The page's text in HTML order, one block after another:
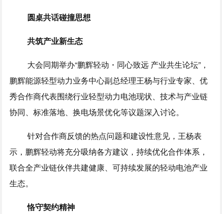
圆桌共话碰撞思想
共筑产业新生态
大会同期举办“鹏辉轻动・同心致远 产业共生论坛”，
鹏辉能源轻型动力业务中心副总经理王杨与行业专家、优
秀合作商代表围绕行业轻型动力电池现状、技术与产业链
协同、标准落地、换电场景优化等议题深入讨论。
针对合作商反馈的热点问题和建设性意见，王杨表
示，鹏辉轻动将充分吸纳各方建议，持续优化合作体系，
联合全产业链伙伴共建健康、可持续发展的轻动电池产业
生态。
恪守契约精神